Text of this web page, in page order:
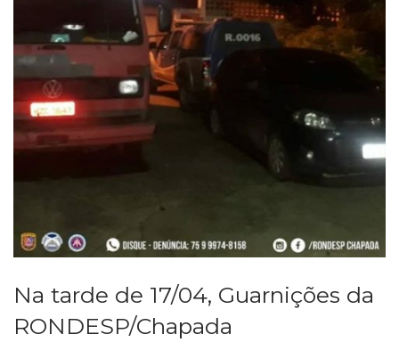
Na tarde de 17/04, Guarnições da
RONDESP/Chapada